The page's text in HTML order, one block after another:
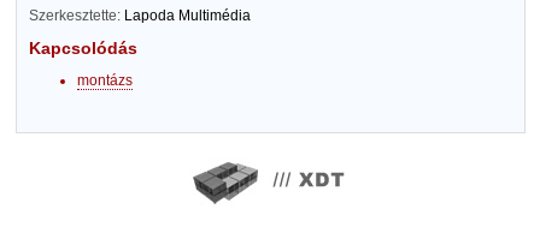
Szerkesztette: Lapoda Multimédia
Kapcsolódás
montázs